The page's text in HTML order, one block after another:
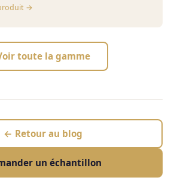
→
toute la gamme
← Retour au blog
un échantillon